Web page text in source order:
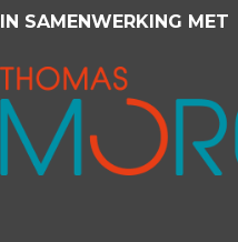
IN SAMENWERKING MET